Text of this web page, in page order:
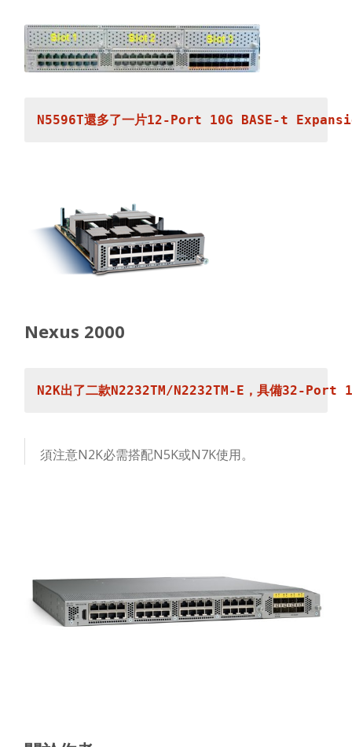
Nexus 2000
須注意N2K必需搭配N5K或N7K使用。